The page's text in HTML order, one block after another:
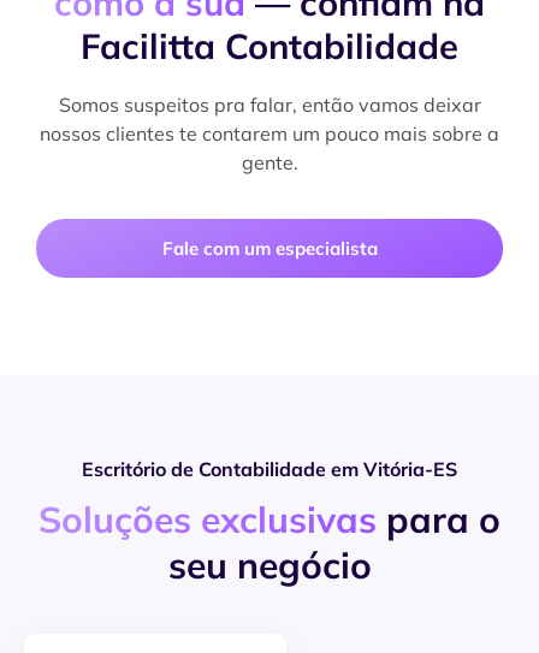
Facilitta Contabilidade
Somos suspeitos pra falar, então vamos deixar
nossos clientes te contarem um pouco mais sobre a
gente.
Fale com um especialista
Escritório de Contabilidade em Vitória-ES
Soluções exclusivas para o
seu negócio